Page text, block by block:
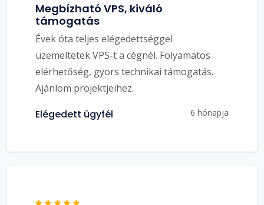
Megbízható VPS, kiváló
támogatás
Évek óta teljes elégedettséggel
üzemeltetek VPS-t a cégnél. Folyamatos
elérhetőség, gyors technikai támogatás.
Ajánlom projektjeihez.
Elégedett ügyfél 6 hónapja